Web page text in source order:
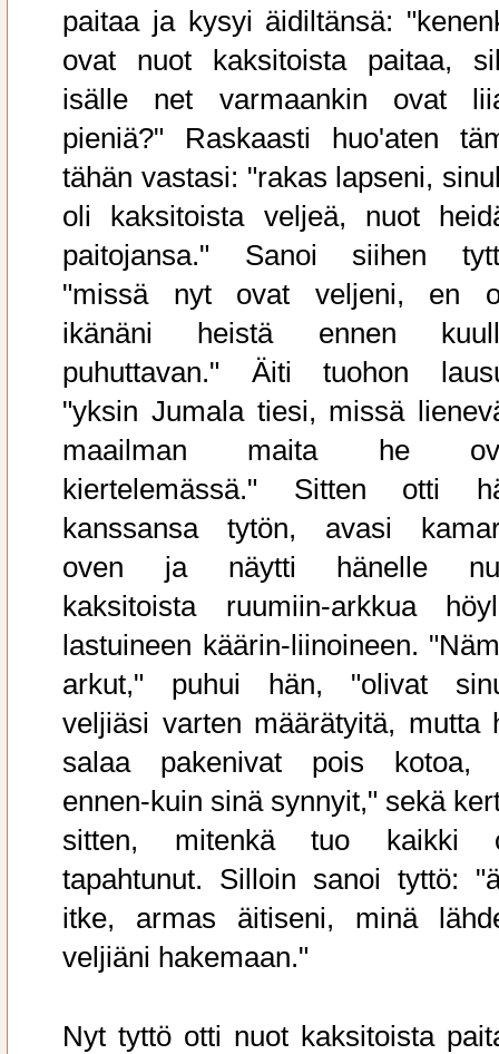
paitaa ja kysyi äidiltänsä:
ovat nuot kaksitoista paitaa,
isälle net varmaankin ovat
pieniä?" Raskaasti huo'aten
tähän vastasi: "rakas lapseni,
oli kaksitoista veljeä, nuot
paitojansa." Sanoi siihen
"missä nyt ovat veljeni, en
ikänäni heistä ennen
puhuttavan." Äiti tuohon
"yksin Jumala tiesi, missä
maailman maita he
kiertelemässä." Sitten otti
kanssansa tytön, avasi
oven ja näytti hänelle
kaksitoista ruumiin-arkkua
lastuineen käärin-liinoineen.
arkut," puhui hän, "olivat
veljiäsi varten määrätyitä, mutta
salaa pakenivat pois kotoa,
ennen-kuin sinä synnyit," sekä
sitten, mitenkä tuo kaikki
tapahtunut. Silloin sanoi tyttö:
itke, armas äitiseni, minä
veljiäni hakemaan."
Nyt tyttö otti nuot kaksitoista